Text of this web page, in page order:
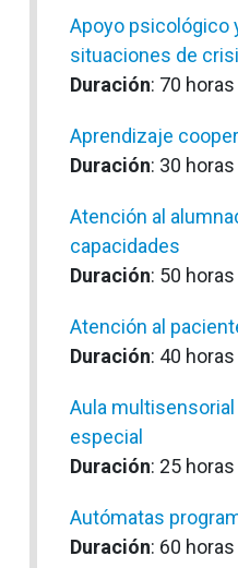
Apoyo psicológico
situaciones de
Duración: 70 horas
Aprendizaje
Duración: 30 horas
Atención al
capacidades
Duración: 50 horas
Atención al
Duración: 40 horas
Aula
especial
Duración: 25 horas
Autómatas
Duración: 60 horas